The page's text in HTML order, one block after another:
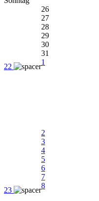
22
26
27
28
29
30
31
1
23
2
3
4
5
6
7
8